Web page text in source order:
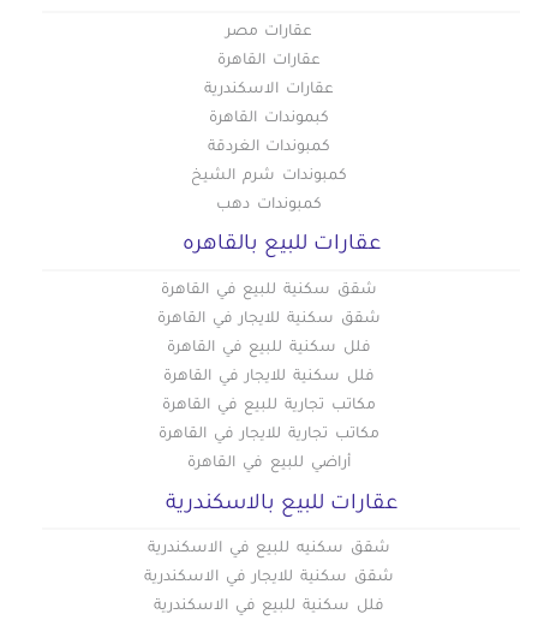
عقارات مصر
عقارات القاهرة
عقارات الاسكندرية
كبموندات القاهرة
كمبوندات الغردقة
كمبوندات شرم الشيخ
كمبوندات دهب
عقارات للبيع بالقاهره
شقق سكنية للبيع في القاهرة
شقق سكنية للايجار في القاهرة
فلل سكنية للبيع في القاهرة
فلل سكنية للايجار في القاهرة
مكاتب تجارية للبيع في القاهرة
مكاتب تجارية للايجار في القاهرة
أراضي للبيع في القاهرة
عقارات للبيع بالاسكندرية
شقق سكنيه للبيع في الاسكندرية
شقق سكنية للايجار في الاسكندرية
فلل سكنية للبيع في الاسكندرية